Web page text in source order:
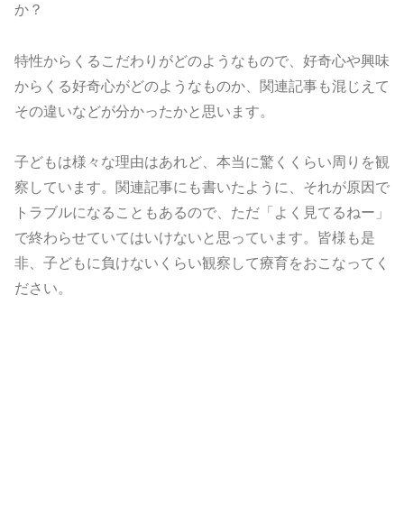
か？
特性からくるこだわりがどのようなもので、好奇心や興味
からくる好奇心がどのようなものか、関連記事も混じえて
その違いなどが分かったかと思います。
子どもは様々な理由はあれど、本当に驚くくらい周りを観
察しています。関連記事にも書いたように、それが原因で
トラブルになることもあるので、ただ「よく見てるねー」
で終わらせていてはいけないと思っています。皆様も是
非、子どもに負けないくらい観察して療育をおこなってく
ださい。